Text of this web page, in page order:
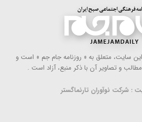
سایت، متعلق به « روزنامه جام جم » است و
مطالب و تصاویر آن با ذكر منبع، آزاد است .
: شرکت نوآوران تارنماگستر